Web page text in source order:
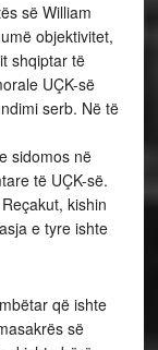
së William
objektivitet,
shqiptar të
UÇK-së
serb. Në të
sidomos në
të UÇK-së.
kishin
e tyre ishte
që ishte
së